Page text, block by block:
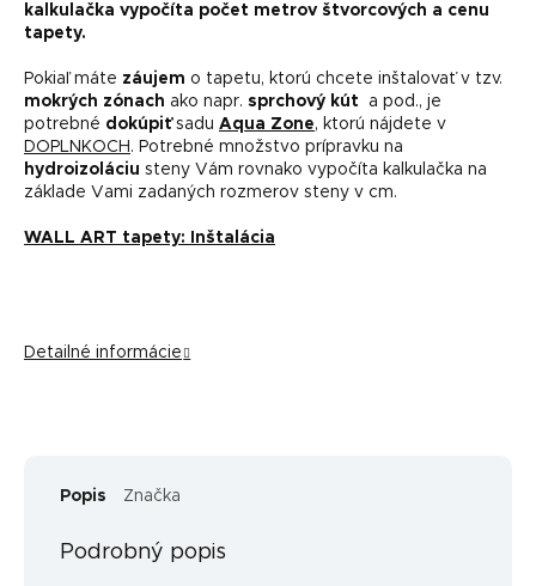
kalkulačka vypočíta počet metrov štvorcových a cenu
tapety.
Pokiaľ máte záujem o tapetu, ktorú chcete inštalovať v tzv.
mokrých zónach ako napr. sprchový kút
a pod., je
potrebné dokúpiťsadu Aqua Zone, ktorú nájdete v
DOPLNKOCH . Potrebné množstvo prípravku na
hydroizoláciu steny Vám rovnako vypočíta kalkulačka na
základe Vami zadaných rozmerov steny v cm.
WALL ART tapety: Inštalácia
Detailné informácie
Popis Značka
Podrobný popis